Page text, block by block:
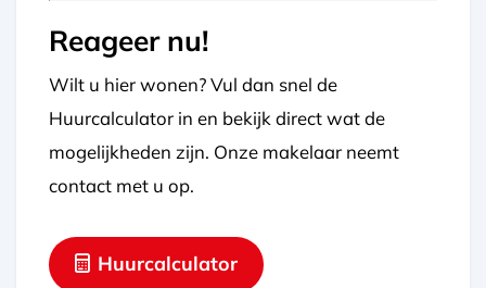
Reageer nu!
Wilt u hier wonen? Vul dan snel de
Huurcalculator in en bekijk direct wat de
mogelijkheden zijn. Onze makelaar neemt
contact met u op.
Huurcalculator